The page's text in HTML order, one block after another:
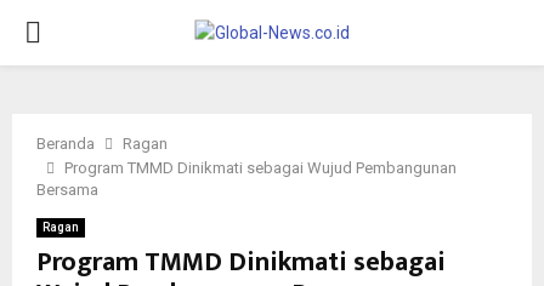
PRIMARY
Beranda
Ragan
Program TMMD Dinikmati sebagai Wujud Pembangunan
Bersama
Ragan
Program TMMD Dinikmati sebagai